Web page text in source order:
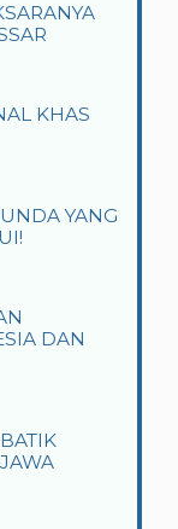
KHAS
YANG
DAN